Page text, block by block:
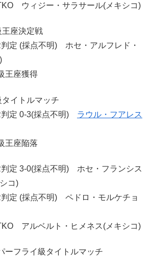
ウィジー・サラサール(メキシコ)
座決定戦
定 (採点不明) ホセ・アルフレド・
王座獲得
イトルマッチ
定 0-3(採点不明) ラウル・フアレス
王座陥落
定 3-0(採点不明) ホセ・フランシス
コ)
定 (採点不明) ペドロ・モルケチョ
アルベルト・ヒメネス(メキシコ)
ーフライ級タイトルマッチ